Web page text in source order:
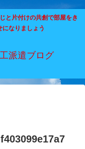
と片付けの共創で部屋をき
なりましょう
派遣ブログ